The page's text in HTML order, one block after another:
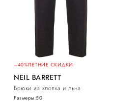
–40%ЛЕТНИЕ СКИДКИ
NEIL BARRETT
Брюки из хлопка и льна
Размеры:50